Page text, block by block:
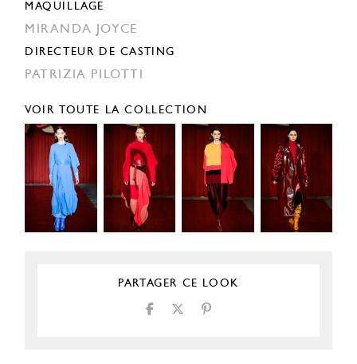
MAQUILLAGE
MIRANDA JOYCE
DIRECTEUR DE CASTING
PATRIZIA PILOTTI
VOIR TOUTE LA COLLECTION
PARTAGER CE LOOK